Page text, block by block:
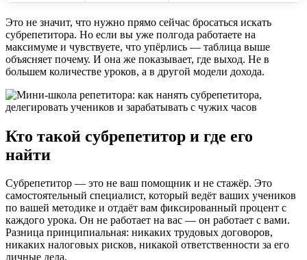
Это не значит, что нужно прямо сейчас бросаться искать
субрепетитора. Но если вы уже полгода работаете на
максимуме и чувствуете, что упёрлись — таблица выше
объясняет почему. И она же показывает, где выход. Не в
большем количестве уроков, а в другой модели дохода.
Кто такой субрепетитор и где его
найти
Субрепетитор — это не ваш помощник и не стажёр. Это
самостоятельный специалист, который ведёт ваших учеников
по вашей методике и отдаёт вам фиксированный процент с
каждого урока. Он не работает на вас — он работает с вами.
Разница принципиальная: никаких трудовых договоров,
никаких налоговых рисков, никакой ответственности за его
личные дела.